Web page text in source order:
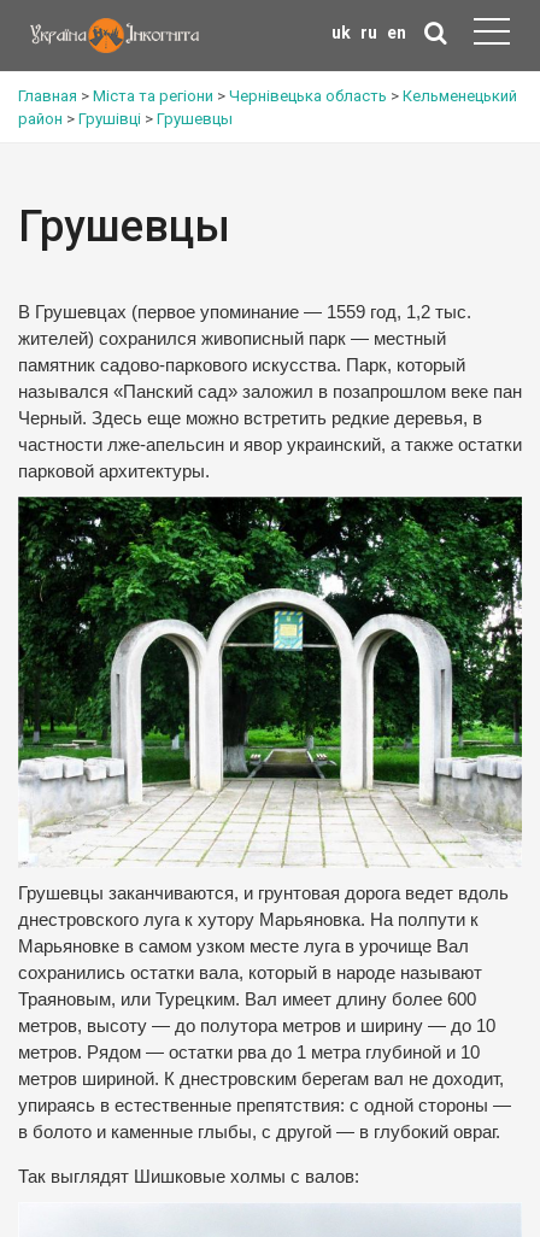
uk ru en
Главная > Міста та регіони > Чернівецька область > Кельменецький
район > Грушівці > Грушевцы
Грушевцы
В Грушевцах (первое упоминание — 1559 год, 1,2 тыс.
жителей) сохранился живописный парк — местный
памятник садово-паркового искусства. Парк, который
назывался «Панский сад» заложил в позапрошлом веке пан
Черный. Здесь еще можно встретить редкие деревья, в
частности лже-апельсин и явор украинский, а также остатки
парковой архитектуры.
Грушевцы заканчиваются, и грунтовая дорога ведет вдоль
днестровского луга к хутору Марьяновка. На полпути к
Марьяновке в самом узком месте луга в урочище Вал
сохранились остатки вала, который в народе называют
Траяновым, или Турецким. Вал имеет длину более 600
метров, высоту — до полутора метров и ширину — до 10
метров. Рядом — остатки рва до 1 метра глубиной и 10
метров шириной. К днестровским берегам вал не доходит,
упираясь в естественные препятствия: с одной стороны —
в болото и каменные глыбы, с другой — в глубокий овраг.
Так выглядят Шишковые холмы с валов: